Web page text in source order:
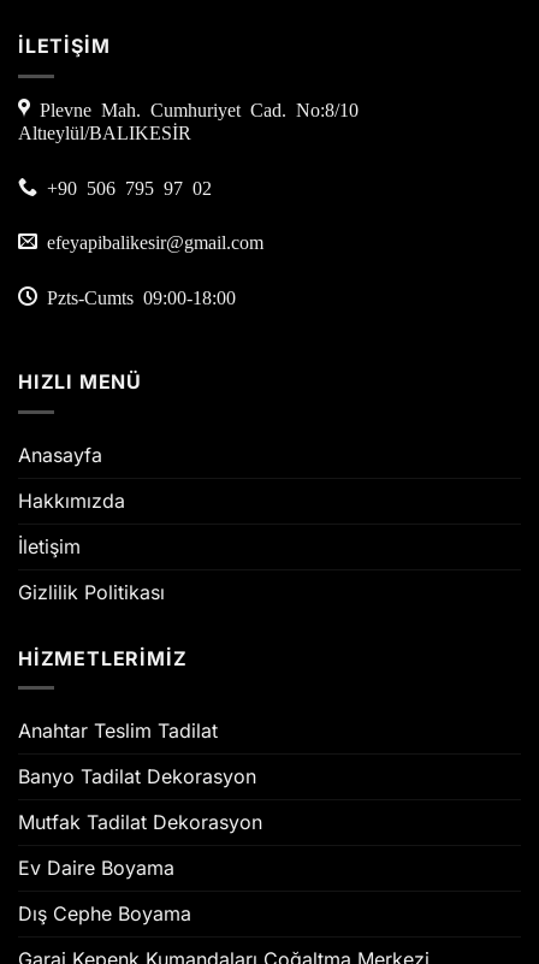
İLETİŞİM
Plevne Mah. Cumhuriyet Cad. No:8/10
Altıeylül/BALIKESİR
+90 506 795 97 02
efeyapibalikesir@gmail.com
Pzts-Cumts 09:00-18:00
HIZLI MENÜ
Anasayfa
Hakkımızda
İletişim
Gizlilik Politikası
HİZMETLERİMİZ
Anahtar Teslim Tadilat
Banyo Tadilat Dekorasyon
Mutfak Tadilat Dekorasyon
Ev Daire Boyama
Dış Cephe Boyama